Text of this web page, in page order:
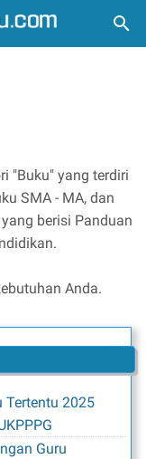
"Buku" yang terdiri
SMA - MA, dan
berisi Panduan
Anda.
Tertentu 2025
Guru